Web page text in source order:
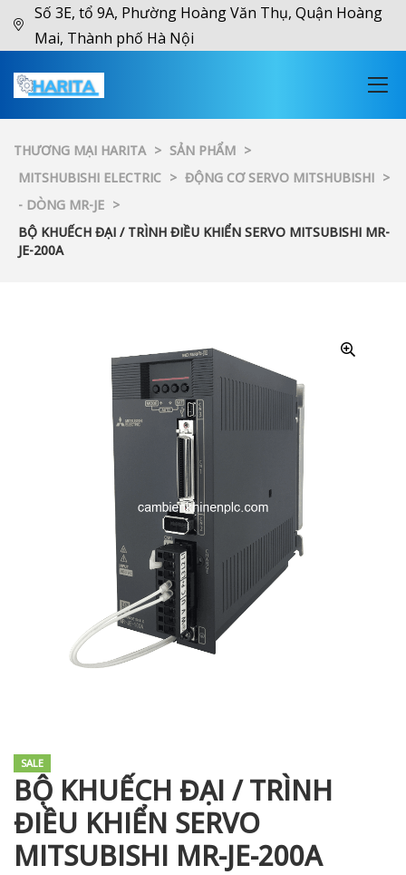
Số 3E, tổ 9A, Phường Hoàng Văn Thụ, Quận Hoàng
Mai, Thành phố Hà Nội
THƯƠNG MẠI HARITA > SẢN PHẨM >
MITSHUBISHI ELECTRIC > ĐỘNG CƠ SERVO MITSHUBISHI >
- DÒNG MR-JE >
BỘ KHUẾCH ĐẠI / TRÌNH ĐIỀU KHIỂN SERVO MITSUBISHI MR-
JE-200A
SALE
BỘ KHUẾCH ĐẠI / TRÌNH
ĐIỀU KHIỂN SERVO
MITSUBISHI MR-JE-200A